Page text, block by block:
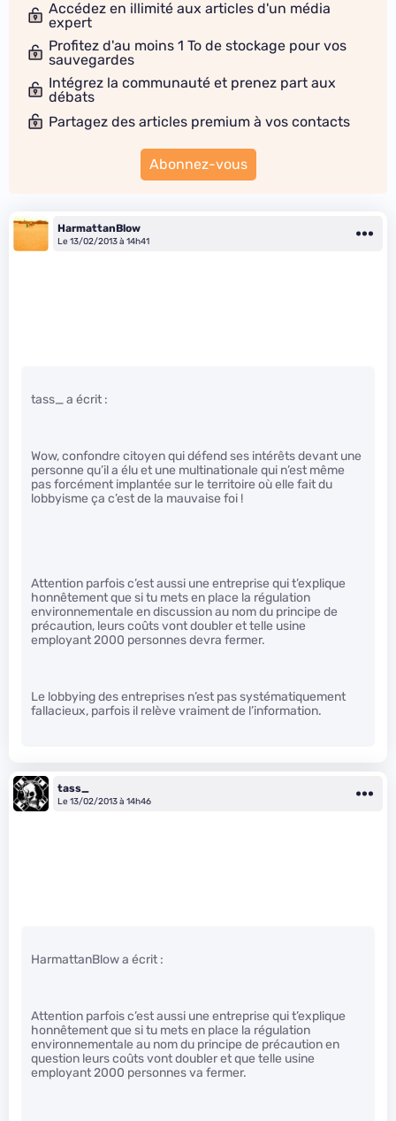
Accédez en illimité aux articles d'un média
expert
Profitez d'au moins 1 To de stockage pour vos
sauvegardes
Intégrez la communauté et prenez part aux
débats
Partagez des articles premium à vos contacts
Abonnez-vous
HarmattanBlow
Le 13/02/2013 à 14h41
tass_ a écrit :
Wow, confondre citoyen qui défend ses intérêts devant une
personne qu’il a élu et une multinationale qui n’est même
pas forcément implantée sur le territoire où elle fait du
lobbyisme ça c’est de la mauvaise foi !
Attention parfois c’est aussi une entreprise qui t’explique
honnêtement que si tu mets en place la régulation
environnementale en discussion au nom du principe de
précaution, leurs coûts vont doubler et telle usine
employant 2000 personnes devra fermer.
Le lobbying des entreprises n’est pas systématiquement
fallacieux, parfois il relève vraiment de l’information.
tass_
Le 13/02/2013 à 14h46
HarmattanBlow a écrit :
Attention parfois c’est aussi une entreprise qui t’explique
honnêtement que si tu mets en place la régulation
environnementale au nom du principe de précaution en
question leurs coûts vont doubler et que telle usine
employant 2000 personnes va fermer.